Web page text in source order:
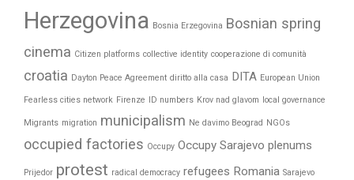
Herzegovina Bosnia Erzegovina Bosnian spring
cinema Citizen platforms collective identity cooperazione di comunità
croatia Dayton Peace Agreement diritto alla casa DITA European Union
Fearless cities network Firenze ID numbers Krov nad glavom local governance
Migrants migration municipalism Ne davimo Beograd NGOs
occupied factories Occupy Occupy Sarajevo plenums
Prijedor protest radical democracy refugees Romania Sarajevo